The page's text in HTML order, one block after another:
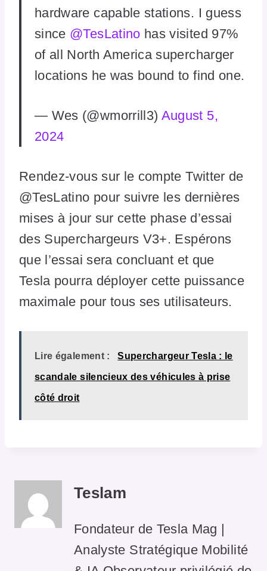
hardware capable stations. I guess
since @TesLatino has visited 97%
of all North America supercharger
locations he was bound to find one.
— Wes (@wmorrill3) August 5,
2024
Rendez-vous sur le compte Twitter de
@TesLatino pour suivre les dernières
mises à jour sur cette phase d’essai
des Superchargeurs V3+. Espérons
que l’essai sera concluant et que
Tesla pourra déployer cette puissance
maximale pour tous ses utilisateurs.
Lire également : Superchargeur Tesla : le
scandale silencieux des véhicules à prise
côté droit
Teslam
Fondateur de Tesla Mag |
Analyste Stratégique Mobilité